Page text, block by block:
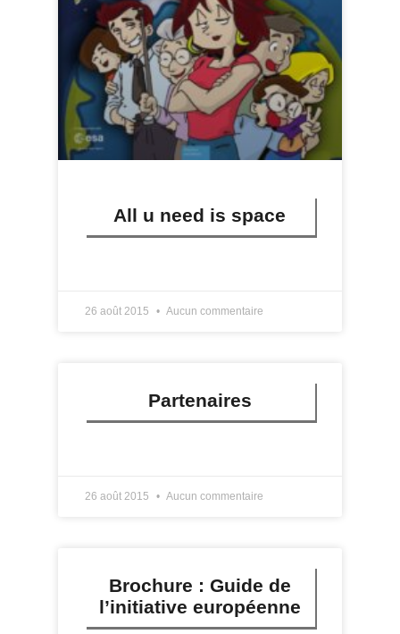
All u need is space
26 août 2015 Aucun commentaire
Partenaires
26 août 2015 Aucun commentaire
Brochure : Guide de
l’initiative européenne